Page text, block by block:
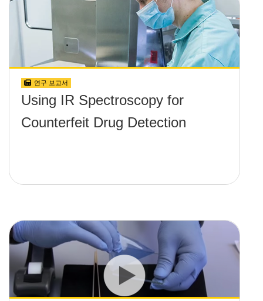
연구 보고서
Using IR Spectroscopy for
Counterfeit Drug Detection